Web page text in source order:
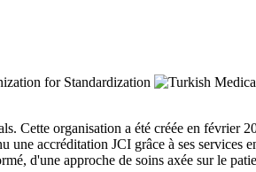
organisation a été créée en février
accréditation JCI grâce à ses services
d'une approche de soins axée sur le